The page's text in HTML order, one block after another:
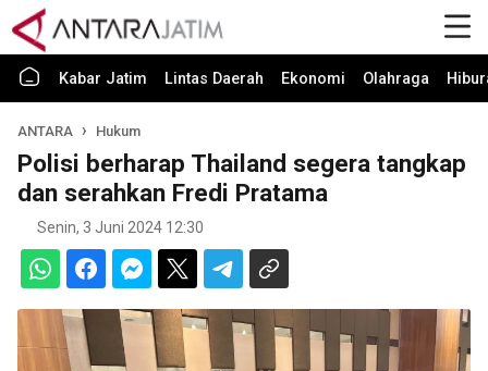
Kabar Jatim Lintas Daerah Ekonomi Olahraga
ANTARA Hukum
Polisi berharap Thailand segera tangkap
dan serahkan Fredi Pratama
Senin, 3 Juni 2024 12:30